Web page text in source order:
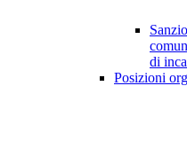
di
Posizioni